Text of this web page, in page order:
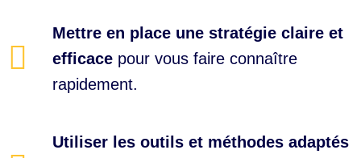
Mettre en place une stratégie claire et
efficace pour vous faire connaître
rapidement.
Utiliser les outils et méthodes adaptés